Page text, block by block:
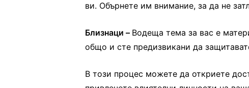
ви. Обърнете им внимание, за да не
Близнаци – Водеща тема за вас е
общо и сте предизвикани да
В този процес можете да откриете